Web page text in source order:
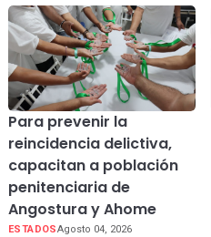
Para prevenir la
reincidencia delictiva,
capacitan a población
penitenciaria de
Angostura y Ahome
ESTADOSAgosto 04, 2026